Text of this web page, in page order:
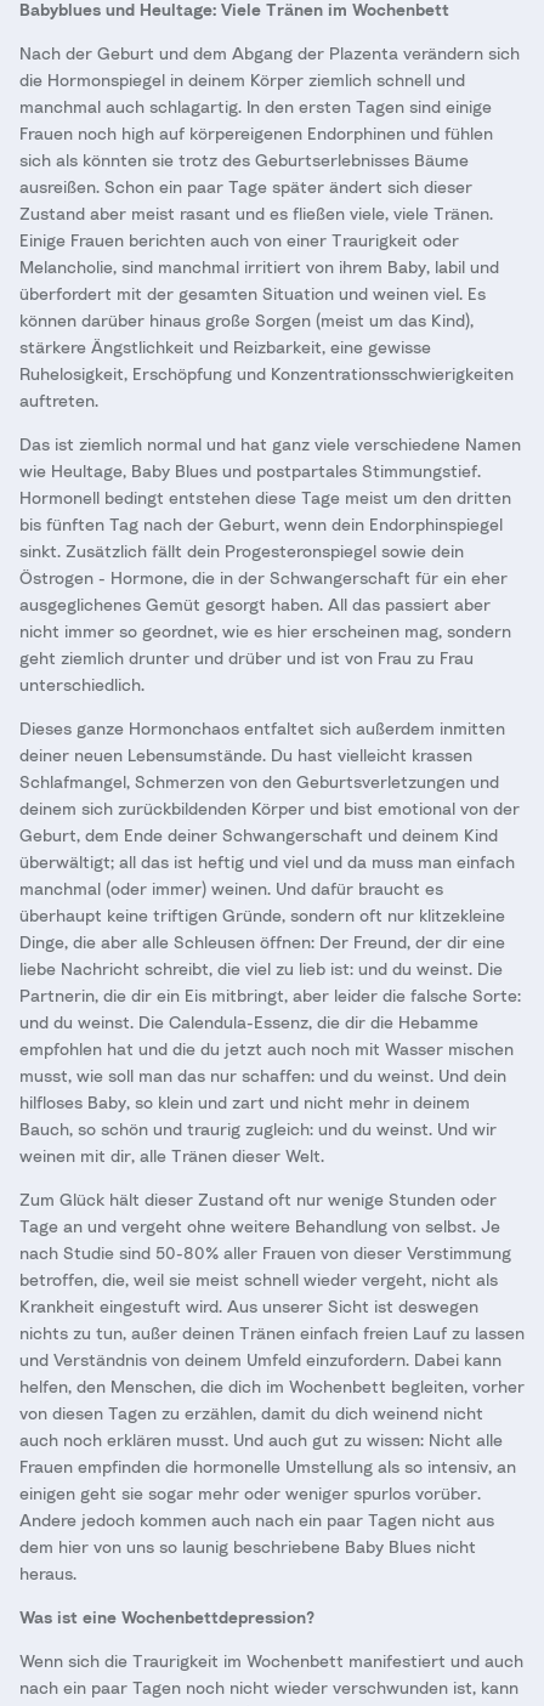
Babyblues und Heultage: Viele Tränen im Wochenbett
Nach der Geburt und dem Abgang der Plazenta verändern sich
die Hormonspiegel in deinem Körper ziemlich schnell und
manchmal auch schlagartig. In den ersten Tagen sind einige
Frauen noch high auf körpereigenen Endorphinen und fühlen
sich als könnten sie trotz des Geburtserlebnisses Bäume
ausreißen. Schon ein paar Tage später ändert sich dieser
Zustand aber meist rasant und es fließen viele, viele Tränen.
Einige Frauen berichten auch von einer Traurigkeit oder
Melancholie, sind manchmal irritiert von ihrem Baby, labil und
überfordert mit der gesamten Situation und weinen viel. Es
können darüber hinaus große Sorgen (meist um das Kind),
stärkere Ängstlichkeit und Reizbarkeit, eine gewisse
Ruhelosigkeit, Erschöpfung und Konzentrationsschwierigkeiten
auftreten.
Das ist ziemlich normal und hat ganz viele verschiedene Namen
wie Heultage, Baby Blues und postpartales Stimmungstief.
Hormonell bedingt entstehen diese Tage meist um den dritten
bis fünften Tag nach der Geburt, wenn dein Endorphinspiegel
sinkt. Zusätzlich fällt dein Progesteronspiegel sowie dein
Östrogen - Hormone, die in der Schwangerschaft für ein eher
ausgeglichenes Gemüt gesorgt haben. All das passiert aber
nicht immer so geordnet, wie es hier erscheinen mag, sondern
geht ziemlich drunter und drüber und ist von Frau zu Frau
unterschiedlich.
Dieses ganze Hormonchaos entfaltet sich außerdem inmitten
deiner neuen Lebensumstände. Du hast vielleicht krassen
Schlafmangel, Schmerzen von den Geburtsverletzungen und
deinem sich zurückbildenden Körper und bist emotional von der
Geburt, dem Ende deiner Schwangerschaft und deinem Kind
überwältigt; all das ist heftig und viel und da muss man einfach
manchmal (oder immer) weinen. Und dafür braucht es
überhaupt keine triftigen Gründe, sondern oft nur klitzekleine
Dinge, die aber alle Schleusen öffnen: Der Freund, der dir eine
liebe Nachricht schreibt, die viel zu lieb ist: und du weinst. Die
Partnerin, die dir ein Eis mitbringt, aber leider die falsche Sorte:
und du weinst. Die Calendula-Essenz, die dir die Hebamme
empfohlen hat und die du jetzt auch noch mit Wasser mischen
musst, wie soll man das nur schaffen: und du weinst. Und dein
hilfloses Baby, so klein und zart und nicht mehr in deinem
Bauch, so schön und traurig zugleich: und du weinst. Und wir
weinen mit dir, alle Tränen dieser Welt.
Zum Glück hält dieser Zustand oft nur wenige Stunden oder
Tage an und vergeht ohne weitere Behandlung von selbst. Je
nach Studie sind 50-80% aller Frauen von dieser Verstimmung
betroffen, die, weil sie meist schnell wieder vergeht, nicht als
Krankheit eingestuft wird. Aus unserer Sicht ist deswegen
nichts zu tun, außer deinen Tränen einfach freien Lauf zu lassen
und Verständnis von deinem Umfeld einzufordern. Dabei kann
helfen, den Menschen, die dich im Wochenbett begleiten, vorher
von diesen Tagen zu erzählen, damit du dich weinend nicht
auch noch erklären musst. Und auch gut zu wissen: Nicht alle
Frauen empfinden die hormonelle Umstellung als so intensiv, an
einigen geht sie sogar mehr oder weniger spurlos vorüber.
Andere jedoch kommen auch nach ein paar Tagen nicht aus
dem hier von uns so launig beschriebene Baby Blues nicht
heraus.
Was ist eine Wochenbettdepression?
Wenn sich die Traurigkeit im Wochenbett manifestiert und auch
nach ein paar Tagen noch nicht wieder verschwunden ist, kann